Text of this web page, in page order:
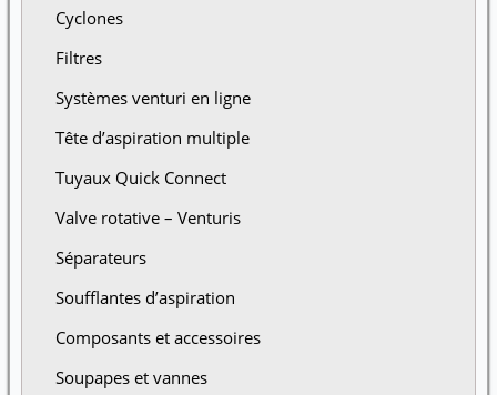
Cyclones
Filtres
Systèmes venturi en ligne
Tête d’aspiration multiple
Tuyaux Quick Connect
Valve rotative – Venturis
Séparateurs
Soufflantes d’aspiration
Composants et accessoires
Soupapes et vannes